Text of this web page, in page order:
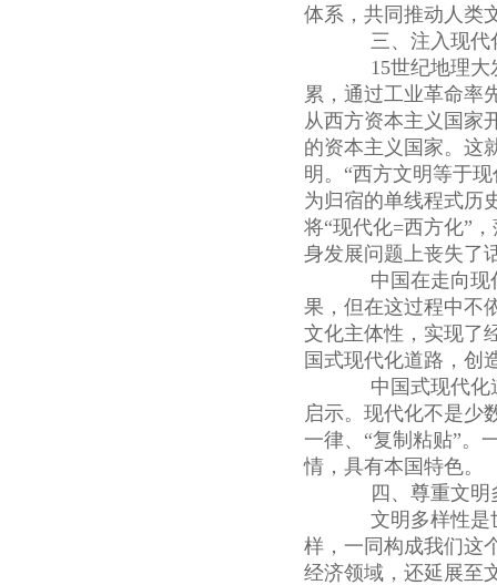
体系，共同推动人类
三、注入现代
15世纪地理大发
累，通过工业革命率
从西方资本主义国家
的资本主义国家。这
明。“西方文明等于
为归宿的单线程式历
将“现代化=西方化”
身发展问题上丧失了
中国在走向现代
果，但在这过程中不
文化主体性，实现了
国式现代化道路，创
中国式现代化道
启示。现代化不是少
一律、“复制粘贴”。
情，具有本国特色。
四、尊重文明
文明多样性是世
样，一同构成我们这
经济领域，还延展至